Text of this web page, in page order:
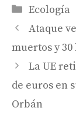
Categorías
Ecología
Ataque
muertos y
La UE
de euros en
Orbán